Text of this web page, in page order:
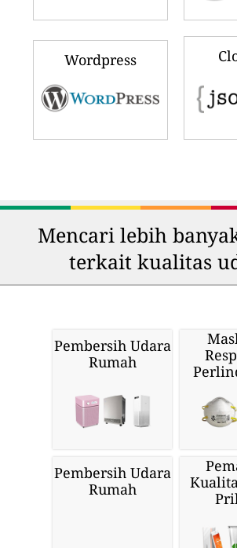
Wordpress
Mencari lebih
terkait kualitas
Pembersih Udara
Rumah
Pembersih Udara
Rumah